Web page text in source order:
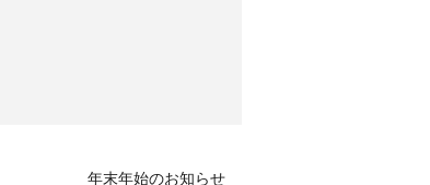
年末年始のお知らせ